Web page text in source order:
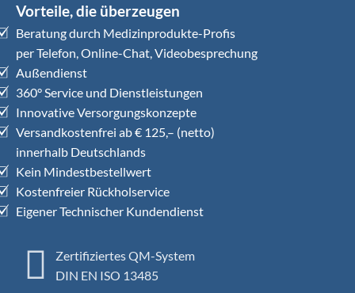
Vorteile, die überzeugen
Beratung durch Medizinprodukte-Profis
per Telefon, Online-Chat, Videobesprechung
Außendienst
360° Service und Dienstleistungen
Innovative Versorgungskonzepte
Versandkostenfrei ab € 125,– (netto)
innerhalb Deutschlands
Kein Mindestbestellwert
Kostenfreier Rückholservice
Eigener Technischer Kundendienst
Zertifiziertes QM-System
DIN EN ISO 13485